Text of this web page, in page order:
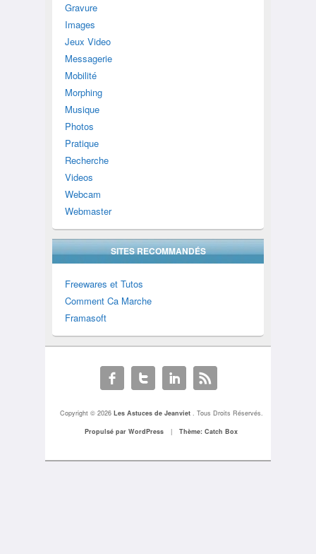
Gravure
Images
Jeux Video
Messagerie
Mobilité
Morphing
Musique
Photos
Pratique
Recherche
Videos
Webcam
Webmaster
SITES RECOMMANDÉS
Freewares et Tutos
Comment Ca Marche
Framasoft
Copyright © 2026 Les Astuces de Jeanviet . Tous Droits Réservés.
Propulsé par WordPress
| Thème: Catch Box